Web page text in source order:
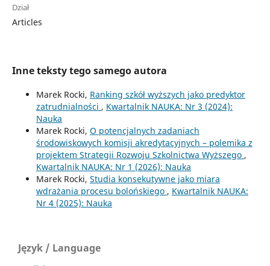
Dział
Articles
Inne teksty tego samego autora
Marek Rocki, Ranking szkół wyższych jako predyktor
zatrudnialności , Kwartalnik NAUKA: Nr 3 (2024):
Nauka
Marek Rocki, O potencjalnych zadaniach
środowiskowych komisji akredytacyjnych – polemika z
projektem Strategii Rozwoju Szkolnictwa Wyższego ,
Kwartalnik NAUKA: Nr 1 (2026): Nauka
Marek Rocki, Studia konsekutywne jako miara
wdrażania procesu bolońskiego , Kwartalnik NAUKA:
Nr 4 (2025): Nauka
Język / Language